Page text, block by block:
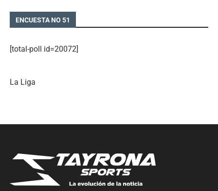
ENCUESTA NO 51
[total-poll id=20072]
La Liga